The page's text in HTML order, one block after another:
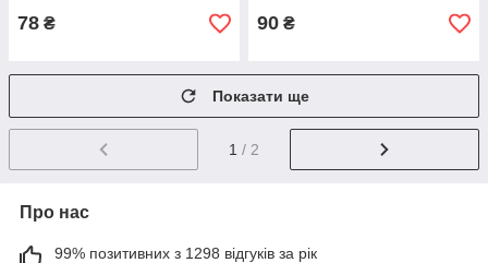
78 ₴ 90 ₴
Показати ще
1 / 2
Про нас
99% позитивних з 1298 відгуків за рік